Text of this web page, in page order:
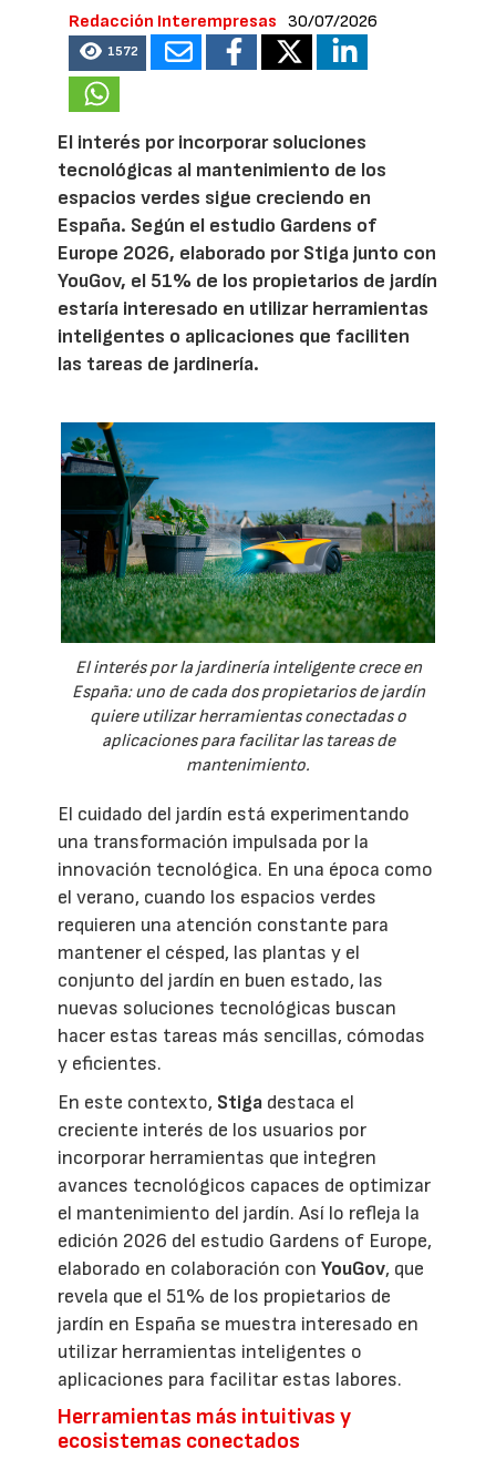
Redacción Interempresas 30/07/2026
1572
El interés por incorporar soluciones
tecnológicas al mantenimiento de los
espacios verdes sigue creciendo en
España. Según el estudio Gardens of
Europe 2026, elaborado por Stiga junto con
YouGov, el 51% de los propietarios de jardín
estaría interesado en utilizar herramientas
inteligentes o aplicaciones que faciliten
las tareas de jardinería.
El interés por la jardinería inteligente crece en
España: uno de cada dos propietarios de jardín
quiere utilizar herramientas conectadas o
aplicaciones para facilitar las tareas de
mantenimiento.
El cuidado del jardín está experimentando
una transformación impulsada por la
innovación tecnológica. En una época como
el verano, cuando los espacios verdes
requieren una atención constante para
mantener el césped, las plantas y el
conjunto del jardín en buen estado, las
nuevas soluciones tecnológicas buscan
hacer estas tareas más sencillas, cómodas
y eficientes.
En este contexto, Stiga destaca el
creciente interés de los usuarios por
incorporar herramientas que integren
avances tecnológicos capaces de optimizar
el mantenimiento del jardín. Así lo refleja la
edición 2026 del estudio Gardens of Europe,
elaborado en colaboración conYouGov, que
revela que el 51% de los propietarios de
jardín en España se muestra interesado en
utilizar herramientas inteligentes o
aplicaciones para facilitar estas labores.
Herramientas más intuitivas y
ecosistemas conectados